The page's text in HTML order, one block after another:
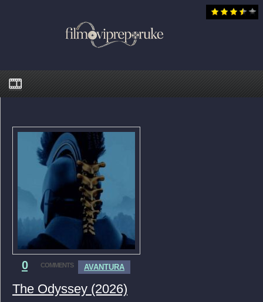
0 COMMENTS AVANTURA
The Odyssey (2026)